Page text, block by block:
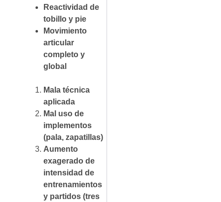
Reactividad de
tobillo y pie
Movimiento
articular
completo y
global
Mala técnica
aplicada
Mal uso de
implementos
(pala, zapatillas)
Aumento
exagerado de
intensidad de
entrenamientos
y partidos (tres